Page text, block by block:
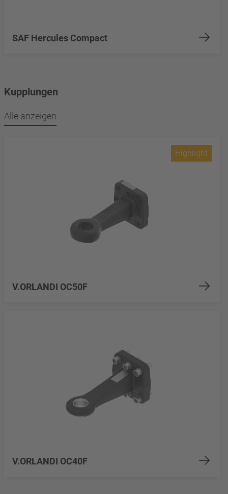
SAF Hercules Compact
Kupplungen
Alle anzeigen
V.ORLANDI OC50F
Highlight
V.ORLANDI OC40F